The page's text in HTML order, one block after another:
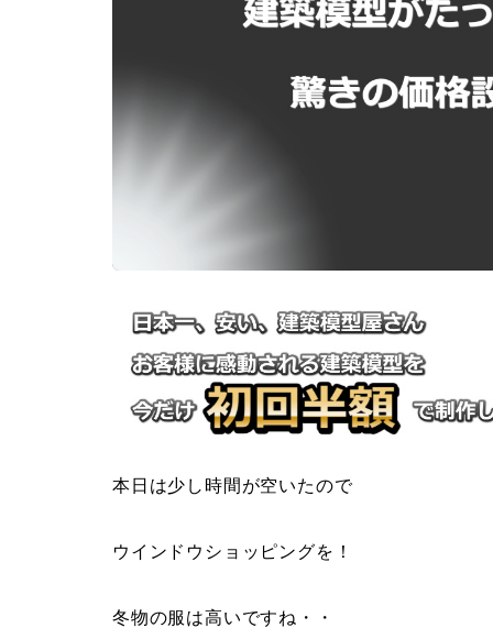
本日は少し時間が空いたので
ウインドウショッピングを！
冬物の服は高いですね・・